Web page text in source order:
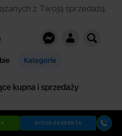
z Twoją sprzedażą.
DYŻUR EKSPERTA